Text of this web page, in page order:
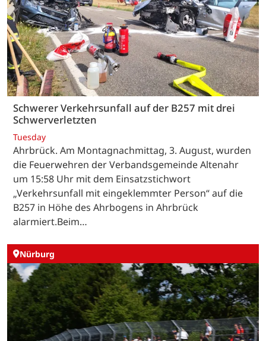
Schwerer Verkehrsunfall auf der B257 mit drei
Schwerverletzten
Tuesday
Ahrbrück. Am Montagnachmittag, 3. August, wurden
die Feuerwehren der Verbandsgemeinde Altenahr
um 15:58 Uhr mit dem Einsatzstichwort
„Verkehrsunfall mit eingeklemmter Person“ auf die
B257 in Höhe des Ahrbogens in Ahrbrück
alarmiert.Beim…
Nürburg